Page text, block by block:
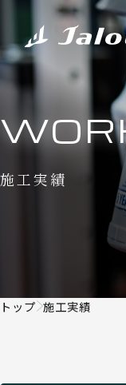
施工実績
トップ 施工実績